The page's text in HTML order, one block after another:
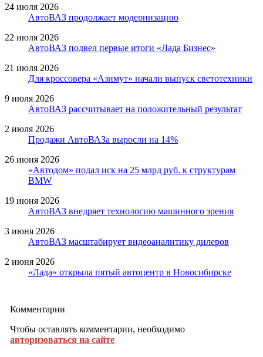
24 июля 2026
АвтоВАЗ продолжает модернизацию
22 июля 2026
АвтоВАЗ подвел первые итоги «Лада Бизнес»
21 июля 2026
Для кроссовера «Азимут» начали выпуск светотехники
9 июля 2026
АвтоВАЗ рассчитывает на положительный результат
2 июля 2026
Продажи АвтоВАЗа выросли на 14%
26 июня 2026
«Автодом» подал иск на 25 млрд руб. к структурам
BMW
19 июня 2026
АвтоВАЗ внедряет технологию машинного зрения
3 июня 2026
АвтоВАЗ масштабирует видеоаналитику дилеров
2 июня 2026
«Лада» открыла пятый автоцентр в Новосибирске
Комментарии
Чтобы оставлять комментарии, необходимо
авторизоваться на сайте